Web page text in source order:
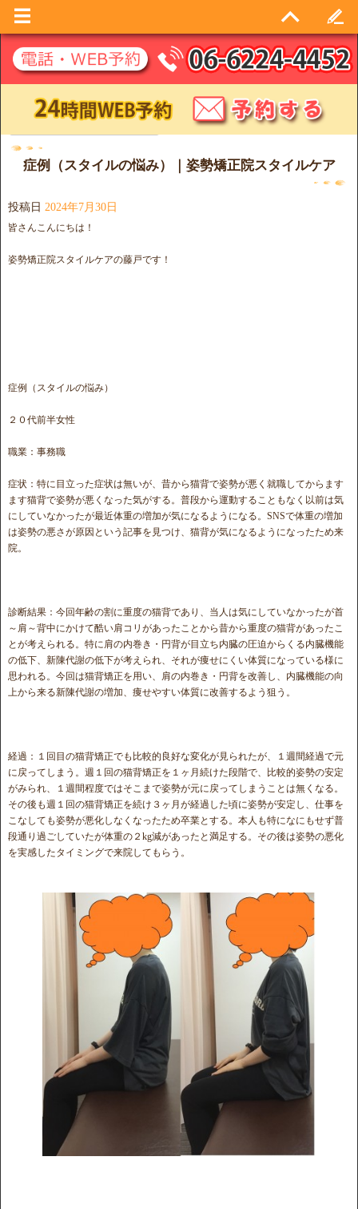
月別アーカイブ: 2024年7月
症例（スタイルの悩み）｜姿勢矯正院スタイルケア
投稿日 2024年7月30日
皆さんこんにちは！
姿勢矯正院スタイルケアの藤戸です！
症例（スタイルの悩み）
２０代前半女性
職業：事務職
症状：特に目立った症状は無いが、昔から猫背で姿勢が悪く就職してからます
ます猫背で姿勢が悪くなった気がする。普段から運動することもなく以前は気
にしていなかったが最近体重の増加が気になるようになる。SNSで体重の増加
は姿勢の悪さが原因という記事を見つけ、猫背が気になるようになったため来
院。
診断結果：今回年齢の割に重度の猫背であり、当人は気にしていなかったが首
～肩～背中にかけて酷い肩コリがあったことから昔から重度の猫背があったこ
とが考えられる。特に肩の内巻き・円背が目立ち内臓の圧迫からくる内臓機能
の低下、新陳代謝の低下が考えられ、それが痩せにくい体質になっている様に
思われる。今回は猫背矯正を用い、肩の内巻き・円背を改善し、内臓機能の向
上から来る新陳代謝の増加、痩せやすい体質に改善するよう狙う。
経過：１回目の猫背矯正でも比較的良好な変化が見られたが、１週間経過で元
に戻ってしまう。週１回の猫背矯正を１ヶ月続けた段階で、比較的姿勢の安定
がみられ、１週間程度ではそこまで姿勢が元に戻ってしまうことは無くなる。
その後も週１回の猫背矯正を続け３ヶ月が経過した頃に姿勢が安定し、仕事を
こなしても姿勢が悪化しなくなったため卒業とする。本人も特になにもせず普
段通り過ごしていたが体重の２kg減があったと満足する。その後は姿勢の悪化
を実感したタイミングで来院してもらう。